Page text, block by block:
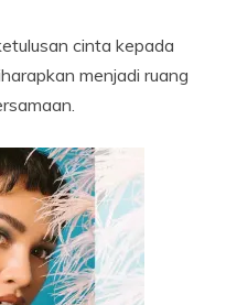
cinta kepada
menjadi ruang